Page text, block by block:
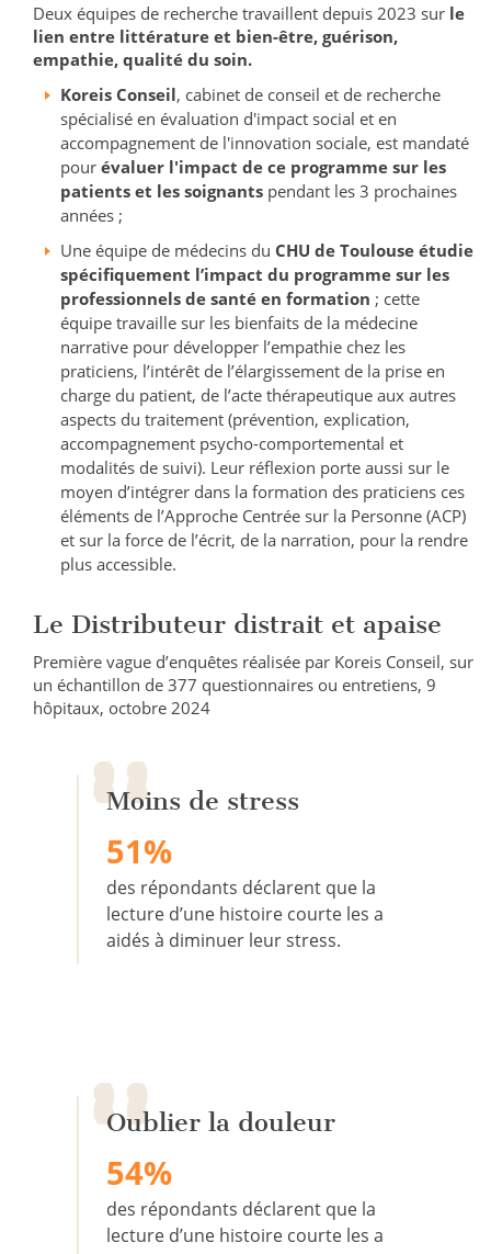
Deux équipes de recherche travaillent depuis 2023 sur le
lien entre littérature et bien-être, guérison,
empathie, qualité du soin.
Koreis Conseil, cabinet de conseil et de recherche
spécialisé en évaluation d'impact social et en
accompagnement de l'innovation sociale, est mandaté
pour évaluer l'impact de ce programme sur les
patients et les soignants pendant les 3 prochaines
années ;
Une équipe de médecins du CHU de Toulouse étudie
spécifiquement l’impact du programme sur les
professionnels de santé en formation ; cette
équipe travaille sur les bienfaits de la médecine
narrative pour développer l’empathie chez les
praticiens, l’intérêt de l’élargissement de la prise en
charge du patient, de l’acte thérapeutique aux autres
aspects du traitement (prévention, explication,
accompagnement psycho-comportemental et
modalités de suivi). Leur réflexion porte aussi sur le
moyen d’intégrer dans la formation des praticiens ces
éléments de l’Approche Centrée sur la Personne (ACP)
et sur la force de l’écrit, de la narration, pour la rendre
plus accessible.
Le Distributeur distrait et apaise
Première vague d’enquêtes réalisée par Koreis Conseil, sur
un échantillon de 377 questionnaires ou entretiens, 9
hôpitaux, octobre 2024
Moins de stress
51%
des répondants déclarent que la
lecture d’une histoire courte les a
aidés à diminuer leur stress.
Oublier la douleur
54%
des répondants déclarent que la
lecture d’une histoire courte les a